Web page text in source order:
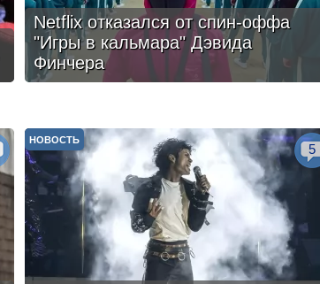
Netflix отказался от спин-оффа
"Игры в кальмара" Дэвида
Финчера
НОВОСТЬ
5